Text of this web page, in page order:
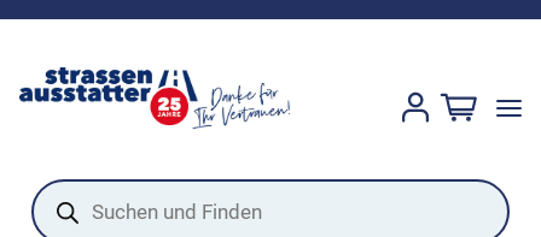
Products
search